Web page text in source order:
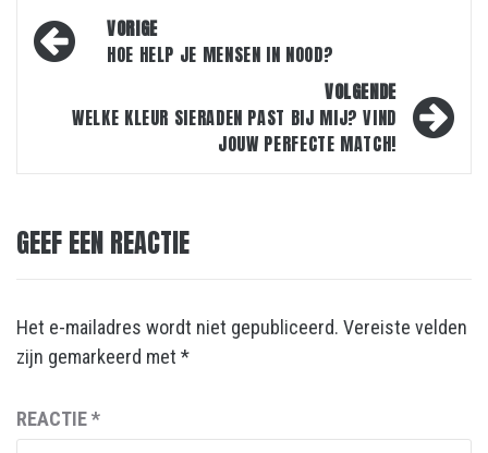
Bericht
navigatie
VORIGE
HOE HELP JE MENSEN IN NOOD?
VOLGENDE
WELKE KLEUR SIERADEN PAST BIJ MIJ? VIND
JOUW PERFECTE MATCH!
GEEF EEN REACTIE
Het e-mailadres wordt niet gepubliceerd. Vereiste velden
zijn gemarkeerd met *
REACTIE*